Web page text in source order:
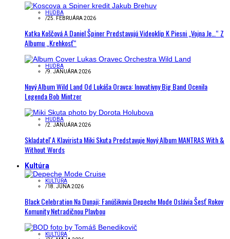
HUDBA
/25. FEBRUÁRA 2026
Katka Koščová A Daniel Špiner Predstavujú Videoklip K Piesni „Vojna Je…“ Z
Albumu „Krehkosť“
HUDBA
/9. JANUÁRA 2026
Nový Album Wild Land Od Lukáša Oravca: Inovatívny Big Band Ocenila
Legenda Bob Mintzer
HUDBA
/2. JANUÁRA 2026
Skladateľ A Klavirista Miki Skuta Predstavuje Nový Album MANTRAS With &
Without Words
Kultúra
KULTÚRA
/18. JÚNA 2026
Black Celebration Na Dunaji: Fanúšikovia Depeche Mode Oslávia Šesť Rokov
Komunity Netradičnou Plavbou
KULTÚRA